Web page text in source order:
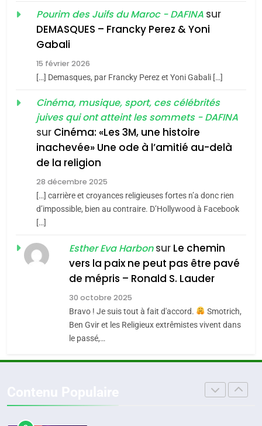
Oeil ravageur – Vanessa
De Loya Stauber
«Tu dis génocide, je dis
guerre»: La nouvelle
chanson de Boy George
ISRAÉL JUDAISME
Accords d’Isaac:
l’alliance pourrait
s’étendre à 13 pays
d’Amérique latine
ISRAÉL JUDAISME
2025, l’année la plus
meurtrière selon le
FIÈRE, DIGNE ET RÉSILIENTE :
Pourim des Juifs du Maroc - DAFINA sur
DEMASQUES – Francky Perez & Yoni
Gabali
15 février 2026
[…] Demasques, par Francky Perez et Yoni Gabali […]
Cinéma, musique, sport, ces célébrités
juives qui ont atteint les sommets - DAFINA
sur Cinéma: «Les 3M, une histoire
inachevée» Une ode à l’amitié au-delà
de la religion
28 décembre 2025
[…] carrière et croyances religieuses fortes n’a donc rien
d’impossible, bien au contraire. D’Hollywood à Facebook
[…]
Esther Eva Harbonsur Le chemin
vers la paix ne peut pas être pavé
de mépris – Ronald S. Lauder
30 octobre 2025
Bravo ! Je suis tout à fait d'accord.
Smotrich,
Ben Gvir et les Religieux extrêmistes vivent dans
le passé,…
meurtrière selon le rapport
l’antisémitisme
FIÈRE, DIGNE ET RÉSILIENTE :
POURQUOI JE REVENDIQUE
MA JUDAÏTE par Thérèse
Zrihen-Dvir
ISRAÉL
CE QUI NOUS MANQUE –
JUDAISME
Maroc : Les amandes de
Tafraout, le miel de Tadla
Azilal consacrés produits
du terroir
DAFINA MAROC
Oeil ravageur – Vanessa De